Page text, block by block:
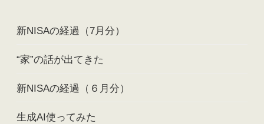
新NISAの経過（7月分）
“家”の話が出てきた
新NISAの経過（６月分）
生成AI使ってみた